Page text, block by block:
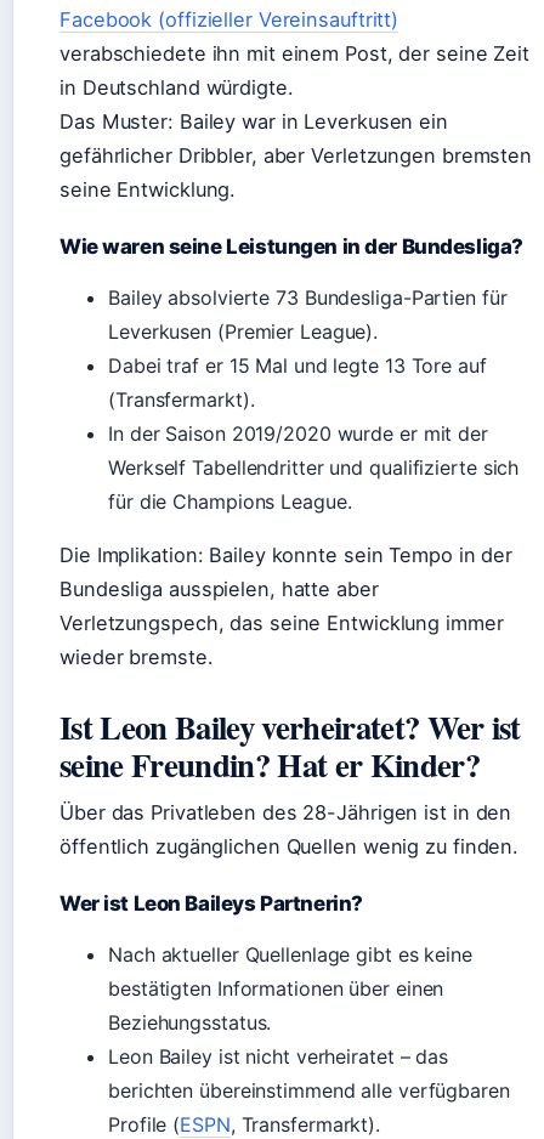
Facebook (offizieller Vereinsauftritt)
verabschiedete ihn mit einem Post, der seine Zeit
in Deutschland würdigte.
Das Muster: Bailey war in Leverkusen ein
gefährlicher Dribbler, aber Verletzungen bremsten
seine Entwicklung.
Wie waren seine Leistungen in der Bundesliga?
Bailey absolvierte 73 Bundesliga-Partien für
Leverkusen (Premier League).
Dabei traf er 15 Mal und legte 13 Tore auf
(Transfermarkt).
In der Saison 2019/2020 wurde er mit der
Werkself Tabellendritter und qualifizierte sich
für die Champions League.
Die Implikation: Bailey konnte sein Tempo in der
Bundesliga ausspielen, hatte aber
Verletzungspech, das seine Entwicklung immer
wieder bremste.
Ist Leon Bailey verheiratet? Wer ist
seine Freundin? Hat er Kinder?
Über das Privatleben des 28-Jährigen ist in den
öffentlich zugänglichen Quellen wenig zu finden.
Wer ist Leon Baileys Partnerin?
Nach aktueller Quellenlage gibt es keine
bestätigten Informationen über einen
Beziehungsstatus.
Leon Bailey ist nicht verheiratet – das
berichten übereinstimmend alle verfügbaren
Profile (ESPN, Transfermarkt).